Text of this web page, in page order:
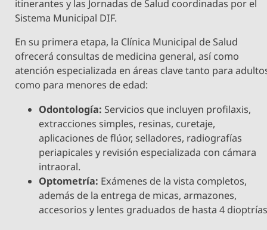
itinerantes y las Jornadas de Salud coordinadas por el
Sistema Municipal DIF.
​En su primera etapa, la Clínica Municipal de Salud
ofrecerá consultas de medicina general, así como
atención especializada en áreas clave tanto para
como para menores de edad:
Odontología: Servicios que incluyen profilaxis,
extracciones simples, resinas, curetaje,
aplicaciones de flúor, selladores, radiografías
periapicales y revisión especializada con cámara
intraoral.
Optometría: Exámenes de la vista completos,
además de la entrega de micas, armazones,
accesorios y lentes graduados de hasta 4